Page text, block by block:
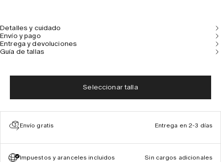
Detalles y cuidado
Envío y pago
Entrega y devoluciones
Guía de tallas
Seleccionar talla
Envío gratis Entrega en 2-3 días
Impuestos y aranceles incluidos Sin cargos adicionales